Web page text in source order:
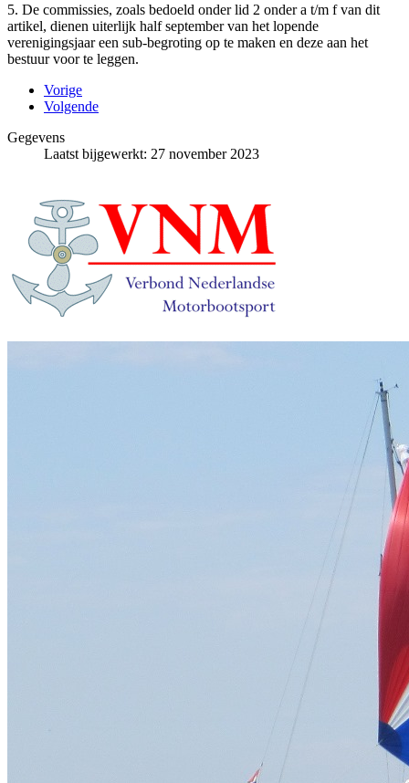
5. De commissies, zoals bedoeld onder lid 2 onder a t/m f van dit
artikel, dienen uiterlijk half september van het lopende
verenigingsjaar een sub-begroting op te maken en deze aan het
bestuur voor te leggen.
Vorige
Volgende
Gegevens
Laatst bijgewerkt: 27 november 2023